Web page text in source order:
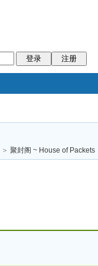
登录 注册
> 聚封阁 ~ House of Packets